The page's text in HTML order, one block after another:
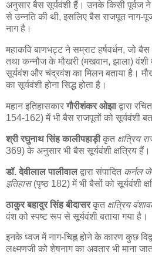
अनुसार बैस सूर्यवंशी हैं। उनके किसी पूर्वज ने
से उन्नति की थी, इसलिए बैस राजपूत नाग-
नाग है।
महाकवि बाणभट्ट ने सम्राट हर्षवर्धन, जो
तथा कन्नौज के मौखरी (मखवान, झाला) वंशी
सूर्यवंश और चंद्रवंश का मिलन बताया है।
का सूर्यवंशी होना सिद्ध होता है।
महान इतिहासकारगौरीशंकर ओझाद्वारा रचित
154-162) में भी बैस राजपूतों को सूर्यवंशी
श्री रघुनाथ सिंह कालीपहाड़ीकृत क्षत्रिय
369) के अनुसार भी बैस सूर्यवंशी क्षत्रिय हैं।
डॉ. देवीलाल पालीवालद्वारा संपादित कर्नल
इतिहास(पृष्ठ 182) में भी बैसों को सूर्यवंशी
ठाकुर बहादुर सिंह बीदासरकृत क्षत्रिय
वंश को स्पष्ट रूप से सूर्यवंशी बताया गया है।
इनके ध्वज में नाग-चिह्न होने के कारण कुछ
लक्ष्मणजी को शेषनाग का अवतार भी माना